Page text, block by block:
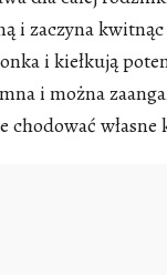
i zaczyna
i kiełkują
i można
chodować